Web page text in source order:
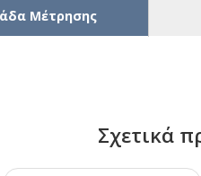
Μέτρησης
Σχετικά